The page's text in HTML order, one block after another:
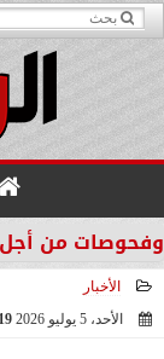
من أجل
الأخبار
الأحد، 5 يوليو 2026